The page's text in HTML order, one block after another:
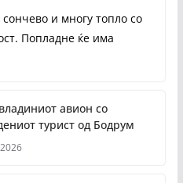
и многу топло со
Попладне ќе има
авион со
турист од Бодрум